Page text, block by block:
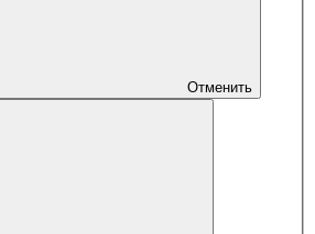
Отменить